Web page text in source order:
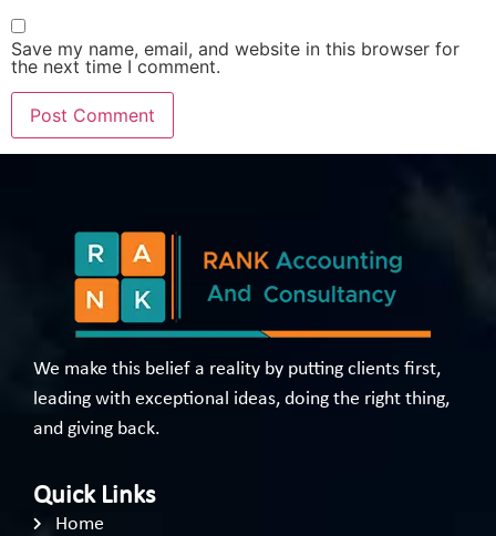
Save my name, email, and website in this browser for
the next time I comment.
We make this belief a reality by putting clients first,
leading with exceptional ideas, doing the right thing,
and giving back.
Quick Links
Home